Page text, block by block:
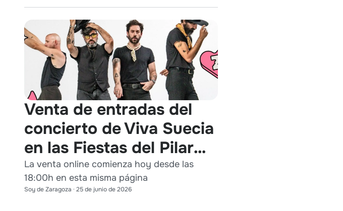
Venta de entradas del
concierto de Viva Suecia
en las Fiestas del Pilar
2026
La venta online comienza hoy desde las
18:00h en esta misma página
Soy de Zaragoza · 25 de junio de 2026